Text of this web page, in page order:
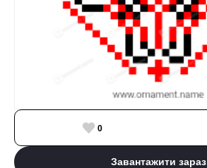
0
Завантажити зараз